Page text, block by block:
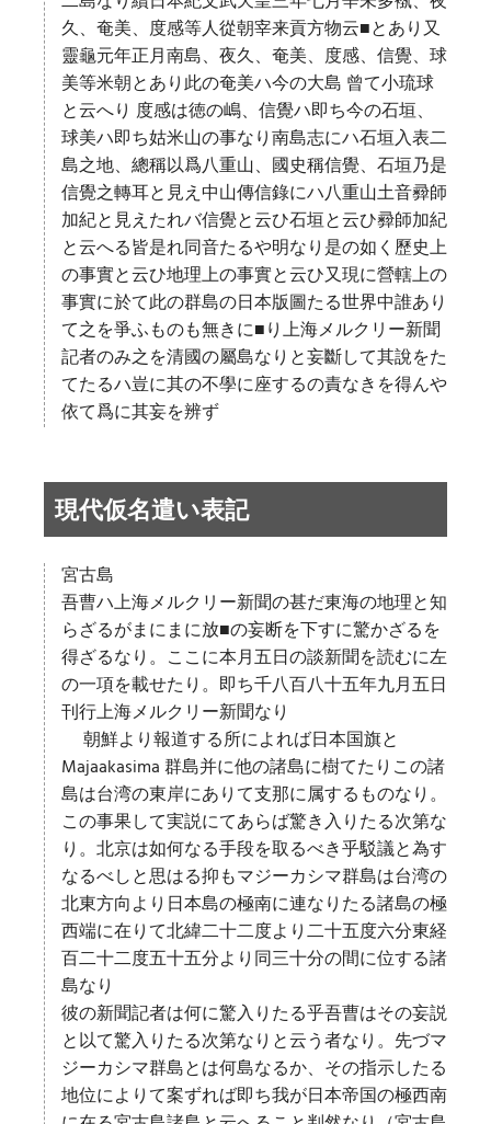
久、奄美、度感等人從朝宰来貢方物云■とあり又
靈龜元年正月南島、夜久、奄美、度感、信覺、球
美等米朝とあり此の奄美ハ今の大島 曾て小琉球
と云へり 度感は徳の嶋、信覺ハ即ち今の石垣、
球美ハ即ち姑米山の事なり南島志にハ石垣入表二
島之地、總稱以爲八重山、國史稱信覺、石垣乃是
信覺之轉耳と見え中山傳信錄にハ八重山土音彛師
加紀と見えたれバ信覺と云ひ石垣と云ひ彛師加紀
と云へる皆是れ同音たるや明なり是の如く歷史上
の事實と云ひ地理上の事實と云ひ又現に營轄上の
事實に於て此の群島の日本版圖たる世界中誰あり
て之を爭ふものも無きに■り上海メルクリー新聞
記者のみ之を清國の屬島なりと妄斷して其說をた
てたるハ豈に其の不學に座するの責なきを得んや
依て爲に其妄を辨ず
現代仮名遣い表記
宮古島
吾曹ハ上海メルクリー新聞の甚だ東海の地理と知
らざるがまにまに放■の妄断を下すに驚かざるを
得ざるなり。ここに本月五日の談新聞を読むに左
の一項を載せたり。即ち千八百八十五年九月五日
刊行上海メルクリー新聞なり
朝鮮より報道する所によれば日本国旗と
Majaakasima 群島并に他の諸島に樹てたりこの諸
島は台湾の東岸にありて支那に属するものなり。
この事果して実説にてあらば驚き入りたる次第な
り。北京は如何なる手段を取るべき乎駁議と為す
なるべしと思はる抑もマジーカシマ群島は台湾の
北東方向より日本島の極南に連なりたる諸島の極
西端に在りて北緯二十二度より二十五度六分東経
百二十二度五十五分より同三十分の間に位する諸
島なり
彼の新聞記者は何に驚入りたる乎吾曹はその妄説
と以て驚入りたる次第なりと云う者なり。先づマ
ジーカシマ群島とは何島なるか、その指示したる
地位によりて案ずれば即ち我が日本帝国の極西南